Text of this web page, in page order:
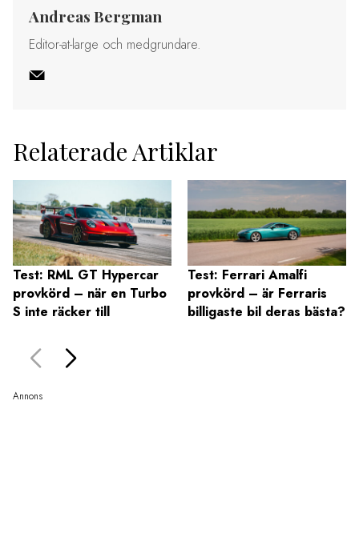
Andreas Bergman
Editor-at-large och medgrundare.
Relaterade Artiklar
Test: RML GT Hypercar
provkörd – när en Turbo
S inte räcker till
Test: Ferrari Amalfi
provkörd – är Ferraris
billigaste bil deras bästa?
Annons